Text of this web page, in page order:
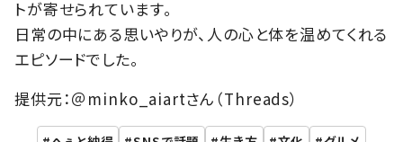
トが寄せられています。
日常の中にある思いやりが、人の心と体を温めてくれる
エピソードでした。
提供元：＠minko_aiartさん（Threads）